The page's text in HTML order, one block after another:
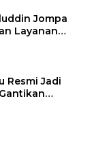
Jompa
Layanan
Resmi Jadi